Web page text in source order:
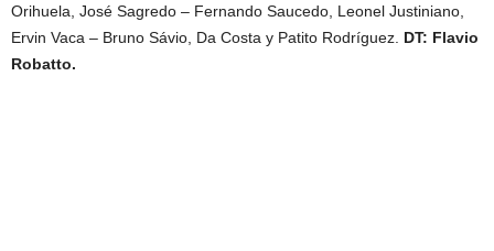
Orihuela, José Sagredo – Fernando Saucedo, Leonel Justiniano,
Ervin Vaca – Bruno Sávio, Da Costa y Patito Rodríguez. DT: Flavio
Robatto.